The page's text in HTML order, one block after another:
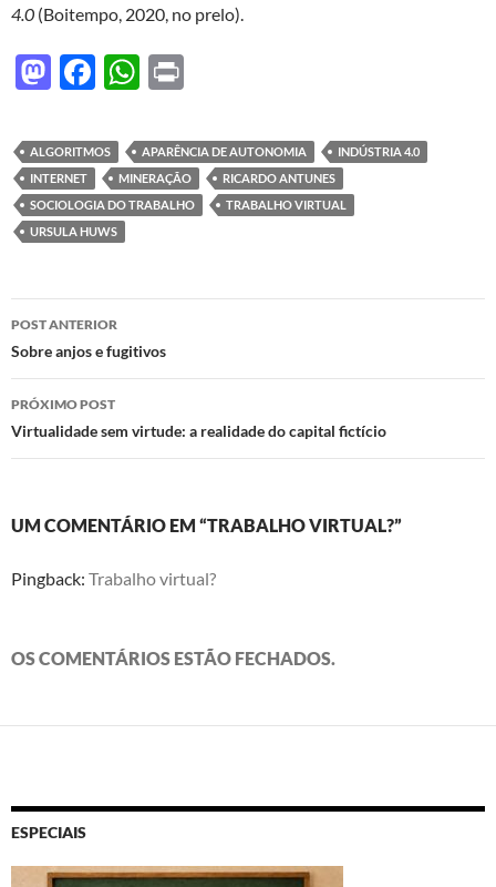
4.0 (Boitempo, 2020, no prelo).
M
to
d
o
n
F
e
b
o
o
W
at
s
A
nt
ALGORITMOS APARÊNCIA DE AUTONOMIA
INDÚSTRIA 4.0
INTERNET
MINERAÇÃO
RICARDO ANTUNES
SOCIOLOGIA DO TRABALHO
TRABALHO VIRTUAL
URSULA HUWS
Navegação
de
posts
POST ANTERIOR
Sobre anjos e fugitivos
PRÓXIMO POST
Virtualidade sem virtude: a realidade do capital fictício
UM COMENTÁRIO EM “TRABALHO VIRTUAL?”
Pingback: Trabalho virtual?
OS COMENTÁRIOS ESTÃO FECHADOS.
ESPECIAIS